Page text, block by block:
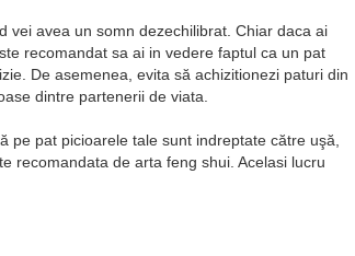
vei avea un somn dezechilibrat. Chiar daca ai
recomandat sa ai in vedere faptul ca un pat
De asemenea, evita să achizitionezi paturi din
dintre partenerii de viata.
pe pat picioarele tale sunt indreptate către uşă,
recomandata de arta feng shui. Acelasi lucru